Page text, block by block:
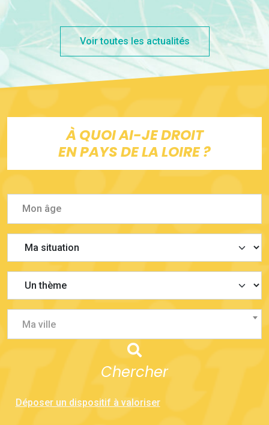
Voir toutes les actualités
À QUOI AI-JE DROIT
EN PAYS DE LA LOIRE ?
Ma ville
Chercher
Déposer un dispositif à valoriser